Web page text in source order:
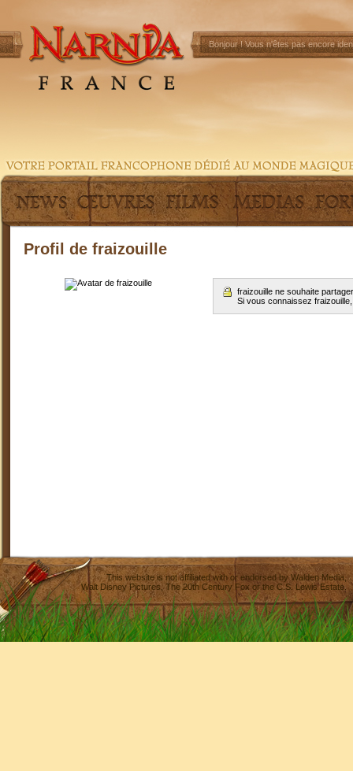
Bonjour !Vous n'êtes pas encore
Profil de fraizouille
fraizouille ne souhaite
Si vous connaissez
This website is not affiliated with or endorsed byWalden Media
Walt Disney Pictures,The 20th Century Fox or the C.S. Lewis Estate.